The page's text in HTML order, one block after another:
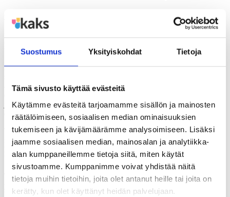
Suostumus Yksityiskohdat Tietoja
Tämä sivusto käyttää evästeitä
Käytämme evästeitä tarjoamamme sisällön ja mainosten
räätälöimiseen, sosiaalisen median ominaisuuksien
tukemiseen ja kävijämäärämme analysoimiseen. Lisäksi
jaamme sosiaalisen median, mainosalan ja analytiikka-
alan kumppaneillemme tietoja siitä, miten käytät
sivustoamme. Kumppanimme voivat yhdistää näitä
tietoja muihin tietoihin, joita olet antanut heille tai joita on
kerätty, kun olet käyttänyt heidän palvelujaan.
Toimialarakenteet vaikuttavat myös alueiden tulevaisuuden
mahdollisuuksiin. Julkisessa keskustelussa olleita ajatuksia Itä- ja
Länsi-Suomen eroista yrittäjyydessä ja innovaatiotoiminnassa
tutkimus ei vahvistanut.
Alueiden koulutustarjonta muovaa selvästi yrityskenttää. Osaajien
alueen elinkeinotoimintaa ja sitä kautta koko alueen
elinvoimaisuutta. Kaikkien tutkimusalueiden yritykset toivoivat
julkisen sektorin toimijoilta tiiviimpää yhteydenpitoa yrityksiin ja
entistä parempaa yritysten tarpeiden huomioimista yhteistyössä.
Tutkimuksessa tarkasteltiin sitä, miten alueet eroavat toisistaan
innovaatioympäristöinä. Tarkastelualueina olivat Kainuun ja
Pirkanmaan maakunnat sekä Itä-Lapin, Kuopion, Seinäjoen ja
Vaasan seutukunnat.
Tutkimuksen toteutti Oulun yliopiston Kajaanin Lönnrot-instituutti
yhdessä Suomen Aluetutkimus FAR:n kanssa. Tutkimus oli osa
Kunnallisalan kehittämissäätiöllä (KAKS) tutkimusohjelmaa